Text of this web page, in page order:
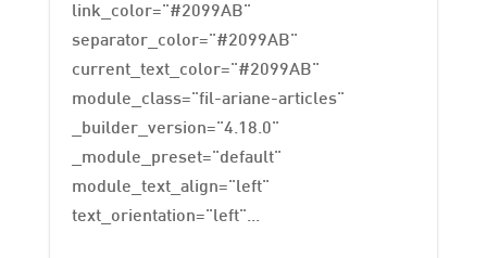
link_color="#2099AB"
separator_color="#2099AB"
current_text_color="#2099AB"
module_class="fil-ariane-articles"
_builder_version="4.18.0"
_module_preset="default"
module_text_align="left"
text_orientation="left"...